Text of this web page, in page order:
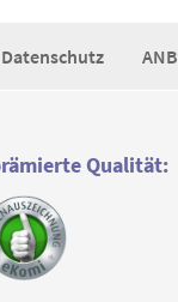
Datenschutz ANB
Qualität: